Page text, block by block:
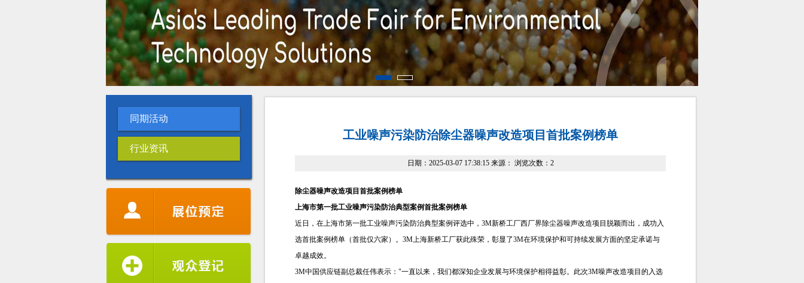
1 2
同期活动
行业资讯
工业噪声污染防治除尘器噪声改造项目首批案例榜单
日期：2025-03-07 17:38:15 来源： 浏览次数： 2
除尘器噪声改造项目首批案例榜单
上海市第一批工业噪声污染防治典型案例首批案例榜单
近日，在上海市第一批工业噪声污染防治典型案例评选中，3M新桥工厂西厂界除尘器噪声改造项目脱颖而出，成功入
选首批案例榜单（首批仅六家）。3M上海新桥工厂获此殊荣，彰显了3M在环境保护和可持续发展方面的坚定承诺与
卓越成效。
3M中国供应链副总裁任伟表示："一直以来，我们都深知企业发展与环境保护相得益彰。此次3M噪声改造项目的入选